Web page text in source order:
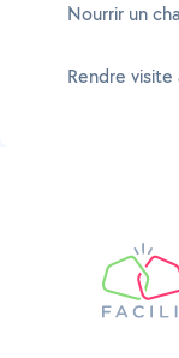
Nourrir un
Rendre